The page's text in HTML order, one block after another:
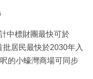
中標財團最快可於
居民最快於2030年入
的小蠔灣商場可同步